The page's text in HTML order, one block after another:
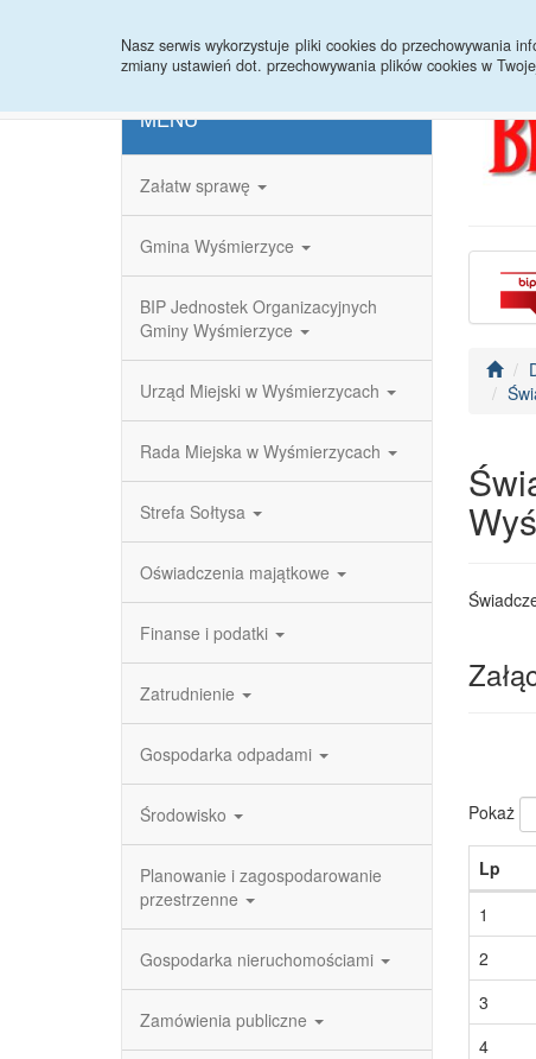
Nasz serwis wykorzystuje pliki cookies do przechowywania
zmiany ustawień dot. przechowywania plików cookies w
MENU
Załatw sprawę
Gmina Wyśmierzyce
BIP Jednostek Organizacyjnych
Gminy Wyśmierzyce
Urząd Miejski w Wyśmierzycach
Rada Miejska w Wyśmierzycach
Strefa Sołtysa
Oświadczenia majątkowe
Finanse i podatki
Zatrudnienie
Gospodarka odpadami
Środowisko
Planowanie i zagospodarowanie
przestrzenne
Gospodarka nieruchomościami
Zamówienia publiczne
Pokaż
Lp
1
2
3
4